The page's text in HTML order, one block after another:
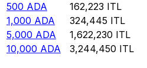
500 ADA 162,223 ITL
1,000 ADA 324,445 ITL
5,000 ADA 1,622,230 ITL
10,000 ADA 3,244,450 ITL